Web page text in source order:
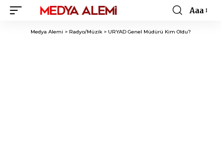
Font
Resizer
Aaa
Medya Alemi > Radyo/Müzik> URYAD Genel Müdürü Kim Oldu?